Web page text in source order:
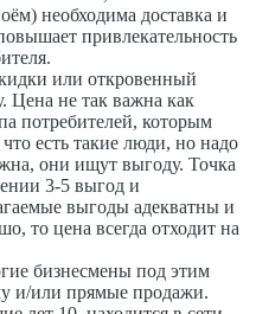
необходима доставка и
привлекательность
или откровенный
Цена не так важна как
потребителей, которым
есть такие люди, но надо
они ищут выгоду. Точка
3-5 выгод и
выгоды адекватны и
то цена всегда отходит на
бизнесмены под этим
и/или прямые продажи.